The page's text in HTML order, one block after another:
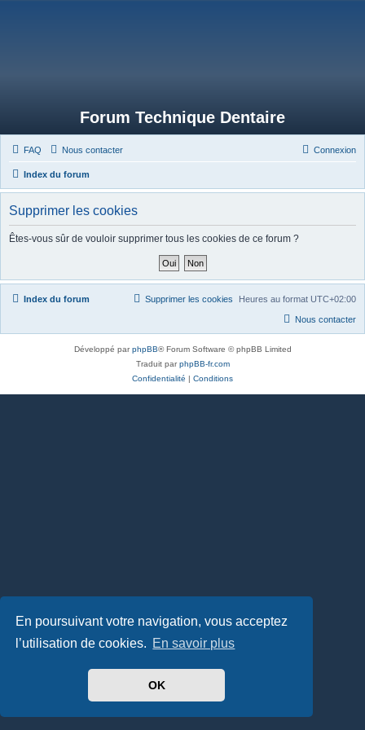
En poursuivant votre navigation, vous acceptez
l’utilisation de cookies. En savoir plus
OK
Forum Technique Dentaire
FAQ Nous contacter Connexion
Index du forum
Supprimer les cookies
Êtes-vous sûr de vouloir supprimer tous les cookies de ce forum ?
Index du forum Heures au format UTC+02:00
Supprimer les cookies
Nous contacter
Développé parphpBB® Forum Software © phpBB Limited
Traduit parphpBB-fr.com
Confidentialité | Conditions